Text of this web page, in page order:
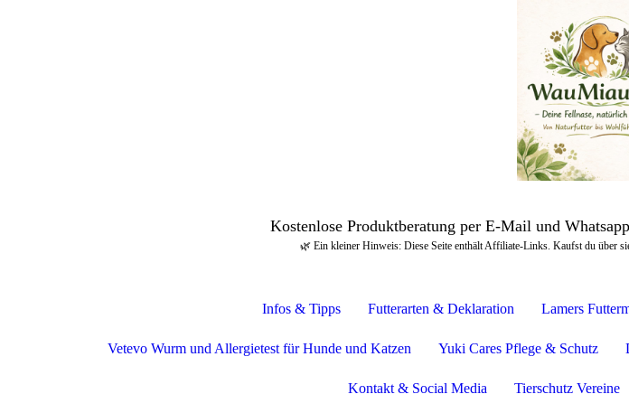
Kostenlose Produktberatung per E-Mail und
🌿 Ein kleiner Hinweis: Diese Seite enthält Affiliate-Links. Kaufst du über
Infos & Tipps Futterarten & Deklaration Lamers
Vetevo Wurm und Allergietest für Hunde und Katzen Yuki Cares Pflege & Schutz
Kontakt & Social Media Tierschutz Vereine